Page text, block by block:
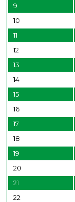
9
10
11
12
13
14
15
16
17
18
19
20
21
22